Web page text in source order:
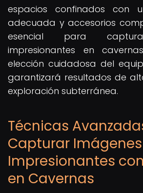
espacios confinados con
adecuada y accesorios
esencial para
impresionantes en
elección cuidadosa del
garantizará resultados de
exploración subterránea.
Técnicas
Capturar Imágenes
Impresionantes
en Cavernas